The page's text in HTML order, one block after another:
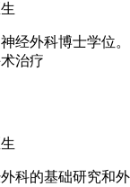
经外科博士学位
治疗
科的基础研究和